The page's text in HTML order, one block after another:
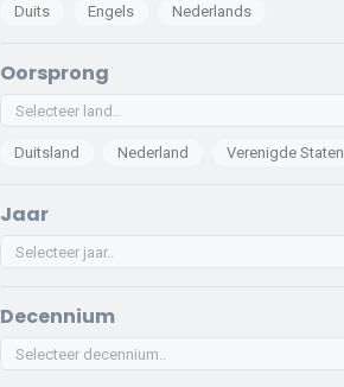
Duits Engels Nederlands
Oorsprong
Duitsland Nederland Verenigde Staten
Jaar
Decennium